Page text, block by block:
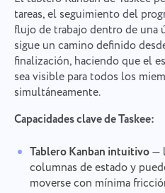
tareas, el seguimiento del
flujo de trabajo dentro de una
sigue un camino definido
finalización, haciendo que el
sea visible para todos los
simultáneamente.
Capacidades clave de Taskee:
Tablero Kanban intuitivo—
columnas de estado y
moverse con mínima